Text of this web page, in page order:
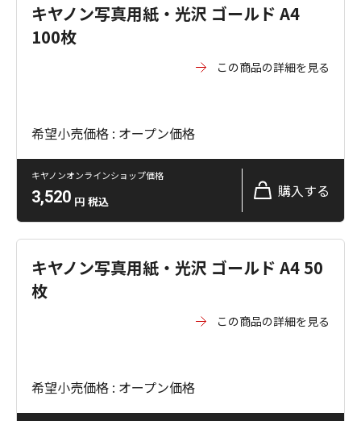
キヤノン写真用紙・光沢 ゴールド A4
100枚
この商品の詳細を見る
希望小売価格 : オープン価格
キヤノンオンラインショップ価格
3,520 円 税込
購入する
キヤノン写真用紙・光沢 ゴールド A4 50
枚
この商品の詳細を見る
希望小売価格 : オープン価格